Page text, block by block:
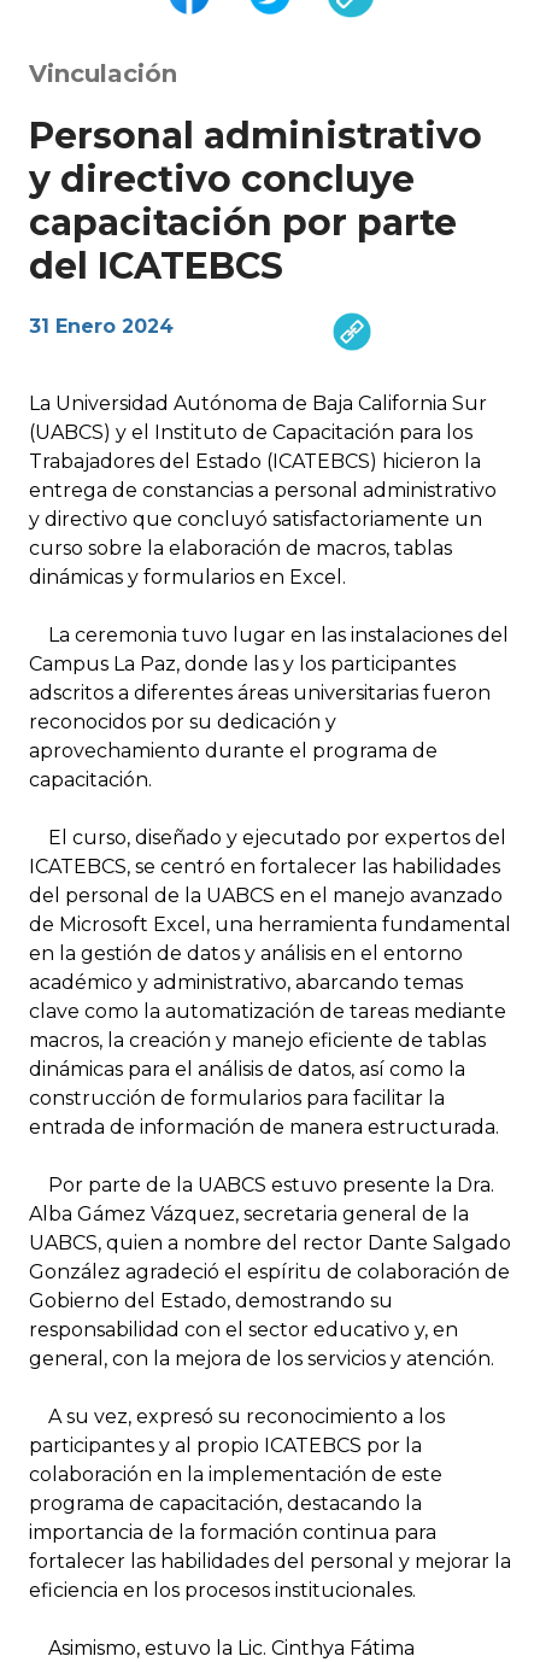
Vinculación
Personal administrativo
y directivo concluye
capacitación por parte
del ICATEBCS
31 Enero 2024
La Universidad Autónoma de Baja California Sur
(UABCS) y el Instituto de Capacitación para los
Trabajadores del Estado (ICATEBCS) hicieron la
entrega de constancias a personal administrativo
y directivo que concluyó satisfactoriamente un
curso sobre la elaboración de macros, tablas
dinámicas y formularios en Excel.
La ceremonia tuvo lugar en las instalaciones del
Campus La Paz, donde las y los participantes
adscritos a diferentes áreas universitarias fueron
reconocidos por su dedicación y
aprovechamiento durante el programa de
capacitación.
El curso, diseñado y ejecutado por expertos del
ICATEBCS, se centró en fortalecer las habilidades
del personal de la UABCS en el manejo avanzado
de Microsoft Excel, una herramienta fundamental
en la gestión de datos y análisis en el entorno
académico y administrativo, abarcando temas
clave como la automatización de tareas mediante
macros, la creación y manejo eficiente de tablas
dinámicas para el análisis de datos, así como la
construcción de formularios para facilitar la
entrada de información de manera estructurada.
Por parte de la UABCS estuvo presente la Dra.
Alba Gámez Vázquez, secretaria general de la
UABCS, quien a nombre del rector Dante Salgado
González agradeció el espíritu de colaboración de
Gobierno del Estado, demostrando su
responsabilidad con el sector educativo y, en
general, con la mejora de los servicios y atención.
A su vez, expresó su reconocimiento a los
participantes y al propio ICATEBCS por la
colaboración en la implementación de este
programa de capacitación, destacando la
importancia de la formación continua para
fortalecer las habilidades del personal y mejorar la
eficiencia en los procesos institucionales.
Asimismo, estuvo la Lic. Cinthya Fátima